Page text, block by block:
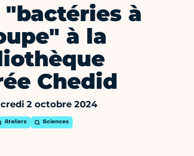
à
à la
Chedid
2 octobre 2024
Ateliers Sciences